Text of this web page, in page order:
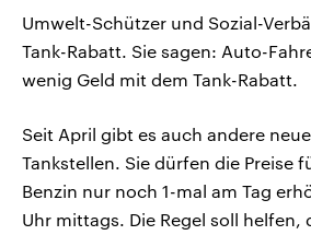
Umwelt-Schützer und Sozial-
Tank-Rabatt. Sie sagen: Auto-
wenig Geld mit dem Tank-Rabatt.
Seit April gibt es auch andere
Tankstellen. Sie dürfen die Preise
Benzin nur noch 1-mal am Tag
Uhr mittags. Die Regel soll helfen,